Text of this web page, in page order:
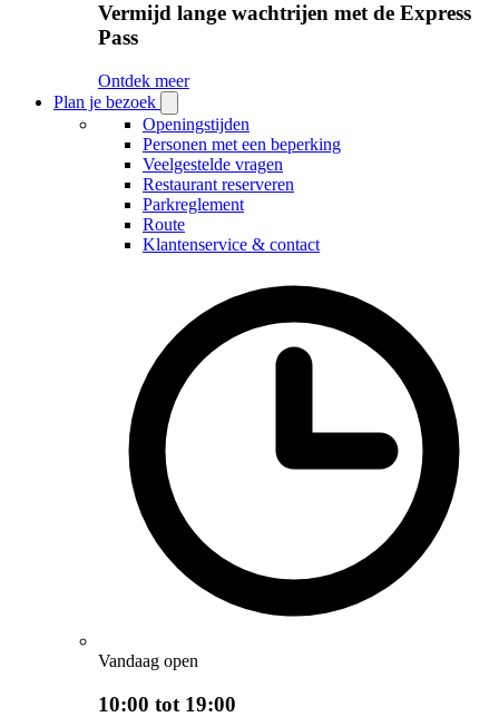
Vermijd lange wachtrijen met de Express
Pass
Ontdek meer
Plan je bezoek
Plan
je
bezoek
submenu
Openingstijden
Personen met een beperking
Veelgestelde vragen
Restaurant reserveren
Parkreglement
Route
Klantenservice & contact
Vandaag open
10:00 tot 19:00